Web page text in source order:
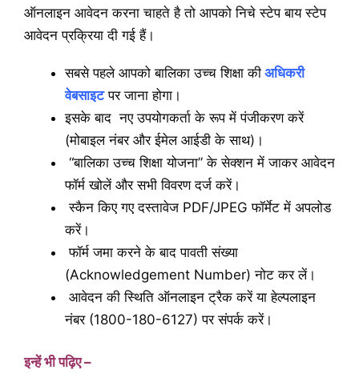
ऑनलाइन आवेदन करना चाहते है तो आपको निचे स्टेप बाय स्टेप
आवेदन प्रक्रिया दी गई हैं।
सबसे पहले आपको बालिका उच्च शिक्षा की अधिकरी
वेबसाइट पर जाना होगा।
इसके बाद नए उपयोगकर्ता के रूप में पंजीकरण करें
(मोबाइल नंबर और ईमेल आईडी के साथ)।
“बालिका उच्च शिक्षा योजना” के सेक्शन में जाकर आवेदन
फॉर्म खोलें और सभी विवरण दर्ज करें।
स्कैन किए गए दस्तावेज PDF/JPEG फॉर्मेट में अपलोड
करें।
फॉर्म जमा करने के बाद पावती संख्या
(Acknowledgement Number) नोट कर लें।
आवेदन की स्थिति ऑनलाइन ट्रैक करें या हेल्पलाइन
नंबर (1800-180-6127) पर संपर्क करें।
इन्हें भी पढ़िए –